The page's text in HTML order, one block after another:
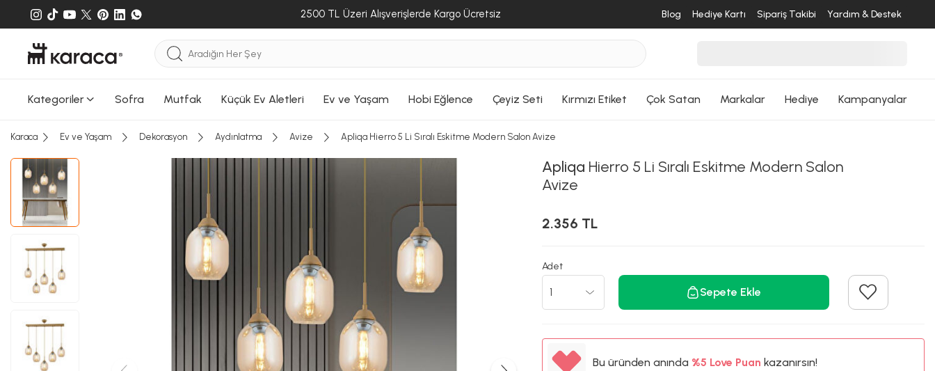
2500 TL Üzeri Alışverişlerde Kargo Ücretsiz Blog Hediye Kartı Sipariş Takibi Yardım & Destek
Kategoriler Sofra Mutfak Küçük Ev Aletleri Ev ve Yaşam Hobi Eğlence Çeyiz Seti Kırmızı Etiket Çok Satan Markalar Hediye Kampanyalar
Karaca Ev ve Yaşam Dekorasyon Aydınlatma Avize Apliqa Hierro 5 Li Sıralı Eskitme Modern Salon Avize
Apliqa Hierro 5 Li Sıralı Eskitme Modern Salon
Avize
2.356 TL
Adet
Sepete Ekle
Bu üründen anında %5 Love Puan kazanırsın!